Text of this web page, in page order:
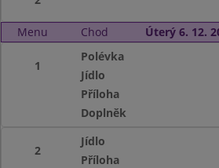
Menu Chod Úterý 6. 12.
1
Polévka
Jídlo
Příloha
Doplněk
2
Jídlo
Příloha